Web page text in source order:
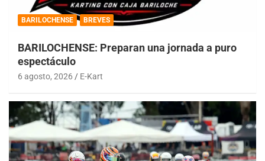
BARILOCHENSE BREVES
BARILOCHENSE: Preparan una jornada a puro
espectáculo
6 agosto, 2026 E-Kart